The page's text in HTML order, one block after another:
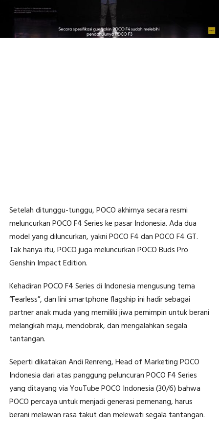
Setelah ditunggu-tunggu, POCO akhirnya secara resmi
meluncurkan POCO F4 Series ke pasar Indonesia. Ada dua
model yang diluncurkan, yakni POCO F4 dan POCO F4 GT.
Tak hanya itu, POCO juga meluncurkan POCO Buds Pro
Genshin Impact Edition.
Kehadiran POCO F4 Series di Indonesia mengusung tema
“Fearless”, dan lini smartphone flagship ini hadir sebagai
partner anak muda yang memiliki jiwa pemimpin untuk berani
melangkah maju, mendobrak, dan mengalahkan segala
tantangan.
Seperti dikatakan Andi Renreng, Head of Marketing POCO
Indonesia dari atas panggung peluncuran POCO F4 Series
yang ditayang via YouTube POCO Indonesia (30/6) bahwa
POCO percaya untuk menjadi generasi pemenang, harus
berani melawan rasa takut dan melewati segala tantangan.